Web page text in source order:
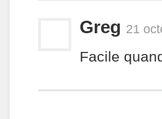
Greg 21
Facile